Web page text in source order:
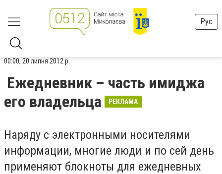
Рус
00:00, 20 липня 2012 р.
Ежедневник – часть имиджа
его владельца
РЕКЛАМА
Наряду с электронными носителями
информации, многие люди и по сей день
применяют блокноты для ежедневных